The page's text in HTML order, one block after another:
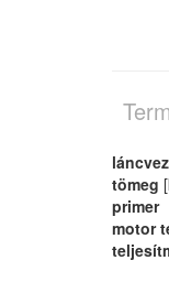
tömeg
primer
motor